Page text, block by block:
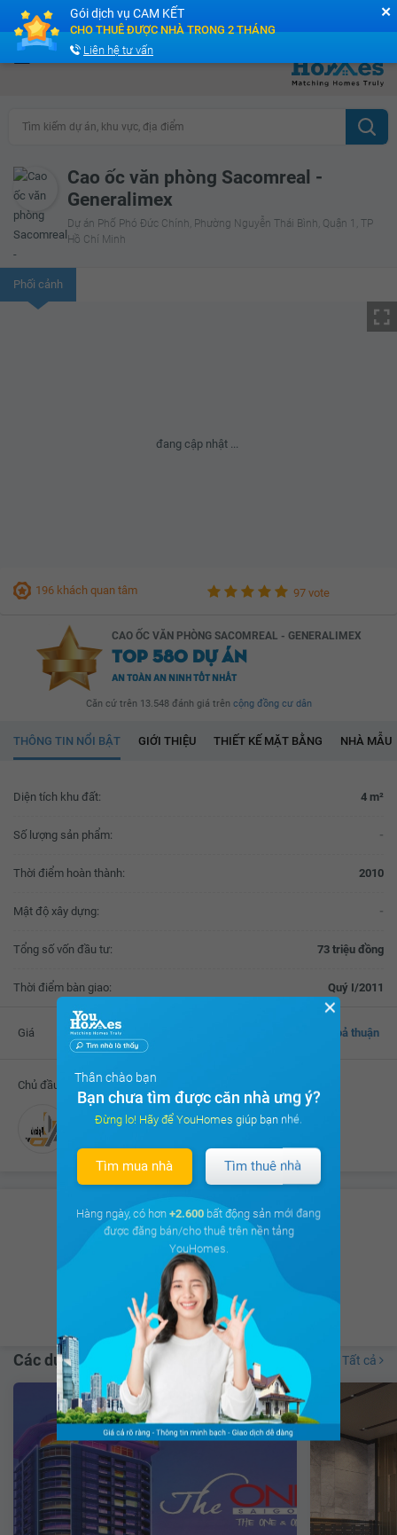
Cộng đồng Môi giới bPRO
Tìm kiếm dự án, khu vực, địa điểm
Cao ốc văn phòng Sacomreal -
Generalimex
Dự án Phố Phó Đức Chính, Phường Nguyễn Thái Bình, Quận 1, TP
Hồ Chí Minh
Phối cảnh
đang cập nhật ...
196 khách quan tâm 97 vote
CAO ỐC VĂN PHÒNG SACOMREAL - GENERALIMEX
TOP 580 DỰ ÁN
AN TOÀN AN NINH TỐT NHẤT
Căn cứ trên 13.548 đánh giá trên cộng đồng cư dân
THÔNG TIN NỔI BẬT GIỚI THIỆU THIẾT KẾ MẶT BẰNG NHÀ MẪU
Diện tích khu đất: 4 m²
Số lượng sản phẩm: -
Thời điểm hoàn thành: 2010
Mật độ xây dựng: -
Tổng số vốn đầu tư: 73 triệu đồng
Thời điểm bàn giao: Quý I/2011
Giá Thoả thuận
Chủ đầu tư
Công ty CP Địa ốc Sài Gòn Thương Tín
Có hơn 8.675 thảo luậncủa Cư dân
cộng đồng cư dân
Xem ngay
Các dự án lân cận Tất cả
✕
Thân chào bạn
Bạn chưa tìm được căn nhà ưng ý?
Đừng lo! Hãy để YouHomes giúp bạn nhé.
Tìm mua nhà Tìm thuê nhà
Hàng ngày, có hơn +2.600 bất động sản mới đang
được đăng bán/cho thuê trên nền tảng
YouHomes.
✕
Gói dịch vụ CAM KẾT
CHO THUÊ ĐƯỢC NHÀ TRONG 2 THÁNG
Liên hệ tư vấn